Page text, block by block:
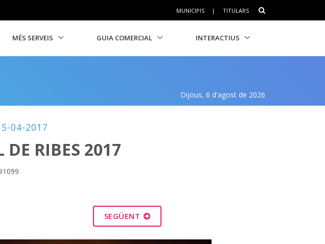
MUNICIPIS | TITULARS
MÉS SERVEIS GUIA COMERCIAL INTERACTIUS
Dijous, 6 d'agost de 2026
04-2017
DE RIBES 2017
SEGÜENT